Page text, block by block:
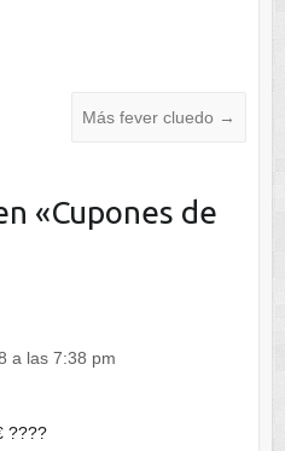
Más fever cluedo →
«Cupones de
a las 7:38 pm
????